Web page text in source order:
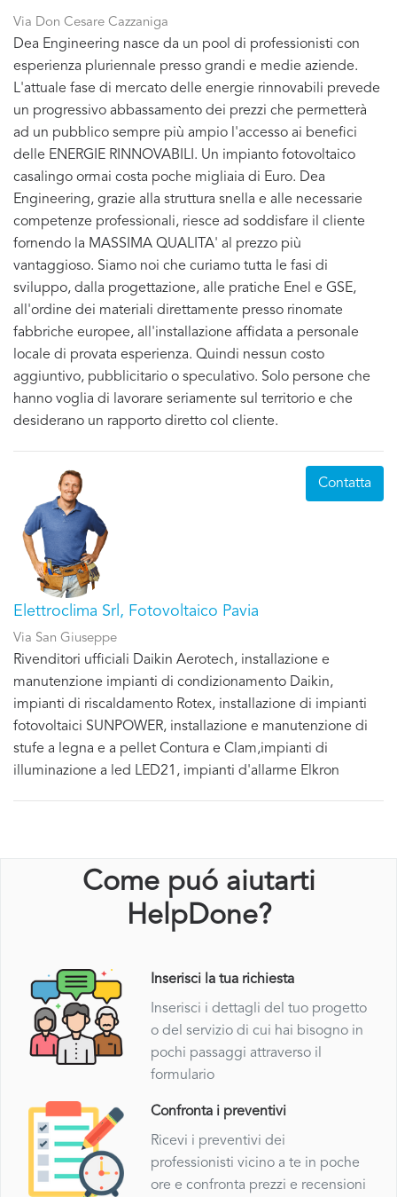
Via Don Cesare Cazzaniga
Dea Engineering nasce da un pool di professionisti con
esperienza pluriennale presso grandi e medie aziende.
L'attuale fase di mercato delle energie rinnovabili prevede
un progressivo abbassamento dei prezzi che permetterà
ad un pubblico sempre più ampio l'accesso ai benefici
delle ENERGIE RINNOVABILI. Un impianto fotovoltaico
casalingo ormai costa poche migliaia di Euro. Dea
Engineering, grazie alla struttura snella e alle necessarie
competenze professionali, riesce ad soddisfare il cliente
fornendo la MASSIMA QUALITA' al prezzo più
vantaggioso. Siamo noi che curiamo tutta le fasi di
sviluppo, dalla progettazione, alle pratiche Enel e GSE,
all'ordine dei materiali direttamente presso rinomate
fabbriche europee, all'installazione affidata a personale
locale di provata esperienza. Quindi nessun costo
aggiuntivo, pubblicitario o speculativo. Solo persone che
hanno voglia di lavorare seriamente sul territorio e che
desiderano un rapporto diretto col cliente.
Elettroclima Srl, Fotovoltaico Pavia
Via San Giuseppe
Rivenditori ufficiali Daikin Aerotech, installazione e
manutenzione impianti di condizionamento Daikin,
impianti di riscaldamento Rotex, installazione di impianti
fotovoltaici SUNPOWER, installazione e manutenzione di
stufe a legna e a pellet Contura e Clam,impianti di
illuminazione a led LED21, impianti d'allarme Elkron
Contatta
Come puó aiutarti
HelpDone?
Inserisci la tua richiesta
Inserisci i dettagli del tuo progetto
o del servizio di cui hai bisogno in
pochi passaggi attraverso il
formulario
Confronta i preventivi
Ricevi i preventivi dei
professionisti vicino a te in poche
ore e confronta prezzi e recensioni